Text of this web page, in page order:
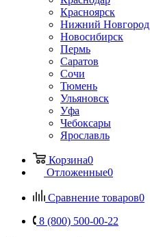
Красноярск
Нижний Новгород
Новосибирск
Пермь
Саратов
Сочи
Тюмень
Ульяновск
Уфа
Чебоксары
Ярославль
Корзина0
Отложенные0
Сравнение товаров0
8 (800) 500-00-22